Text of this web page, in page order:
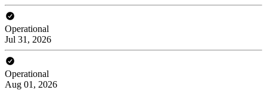
Operational
Jul 31, 2026
Operational
Aug 01, 2026